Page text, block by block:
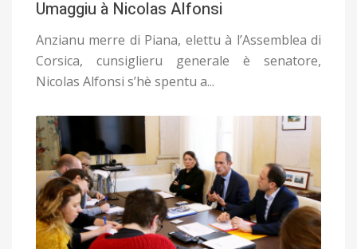
Umaggiu à Nicolas Alfonsi
Anzianu merre di Piana, elettu à l’Assemblea di
Corsica, cunsiglieru generale è senatore,
Nicolas Alfonsi s’hè spentu a...